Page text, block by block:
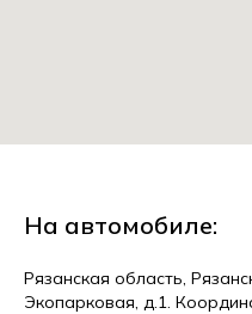
На автомобиле:
Рязанская область,
Экопарковая, д.1.